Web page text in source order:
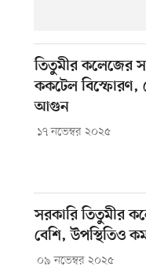
তিতুমীর কলেজের
ককটেল বিস্ফোরণ,
আগুন
১৭ নভেম্বর ২০২৫
সরকারি তিতুমীর
বেশি, উপস্থিতিও
০৯ নভেম্বর ২০২৫